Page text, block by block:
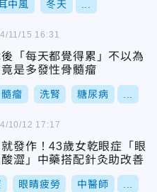
中風 冬天
「每天都覺得累」不以為
是多發性骨髓瘤
瘤 洗腎 糖尿病
11/15 16:31
就發作！43歲女乾眼症「眼
澀」中藥搭配針灸助改善
眼睛疲勞 中醫師
10/12 17:17